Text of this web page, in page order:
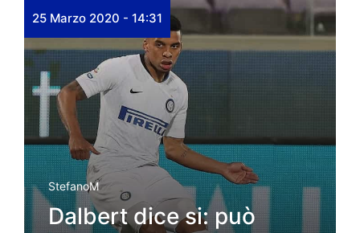
25 Marzo 2020 - 14:31
StefanoM
Dalbert dice si: può